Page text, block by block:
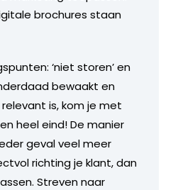
brochures staan
‘niet storen’ en
bewaakt en
is, kom je met
heel eind! De manier
geval veel meer
richting je klant, dan
Streven naar